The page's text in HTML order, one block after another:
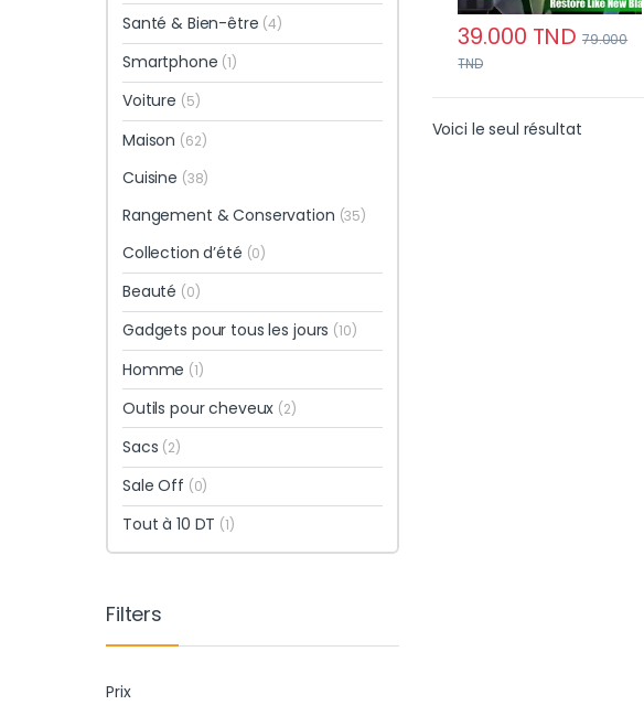
39.000 TND 79.000
TND
Voici le seul résultat
Santé & Bien-être (4)
Smartphone (1)
Voiture (5)
Maison (62)
Cuisine (38)
Rangement & Conservation (35)
Collection d’été (0)
Beauté (0)
Gadgets pour tous les jours (10)
Homme (1)
Outils pour cheveux (2)
Sacs (2)
Sale Off (0)
Tout à 10 DT (1)
Filters
Prix